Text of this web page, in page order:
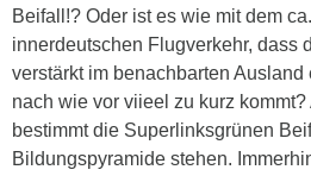
Beifall!? Oder ist es wie mit dem
innerdeutschen Flugverkehr, dass
verstärkt im benachbarten
nach wie vor viieel zu kurz
bestimmt die Superlinksgrünen
Bildungspyramide stehen.